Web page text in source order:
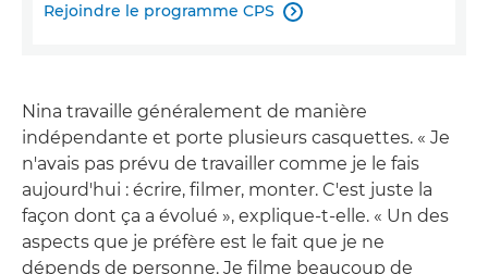
Rejoindre le programme CPS 
Nina travaille généralement de manière
indépendante et porte plusieurs casquettes. « Je
n'avais pas prévu de travailler comme je le fais
aujourd'hui : écrire, filmer, monter. C'est juste la
façon dont ça a évolué », explique-t-elle. « Un des
aspects que je préfère est le fait que je ne
dépends de personne. Je filme beaucoup de